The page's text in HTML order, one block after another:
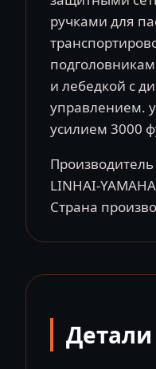
ручками для
и лебедкой с
управлением.
усилием 3000
Производитель
LINHAI-
Страна
Детали